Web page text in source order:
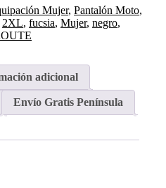
Mujer, Pantalón Moto,
2XL, fucsia, Mujer, negro,
adicional
Envío Gratis Península